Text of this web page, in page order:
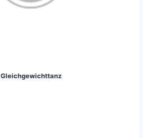
Gleichgewichttanz